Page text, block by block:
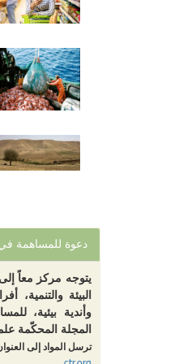
دعوة للمساهمة
يتوجه مركز معاً
البيئة والتنمية،
وأندية بيئية،
المجلة المحكّمة
ترسل المواد إلى